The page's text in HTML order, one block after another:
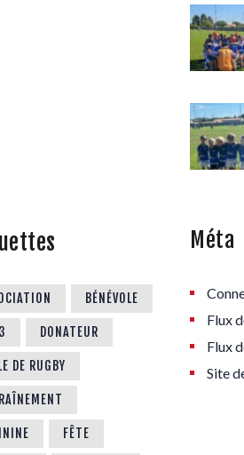
BÉNÉVOLE
DONATEUR
DE RUGBY
FÊTE
Méta
Flux
Flux
Site